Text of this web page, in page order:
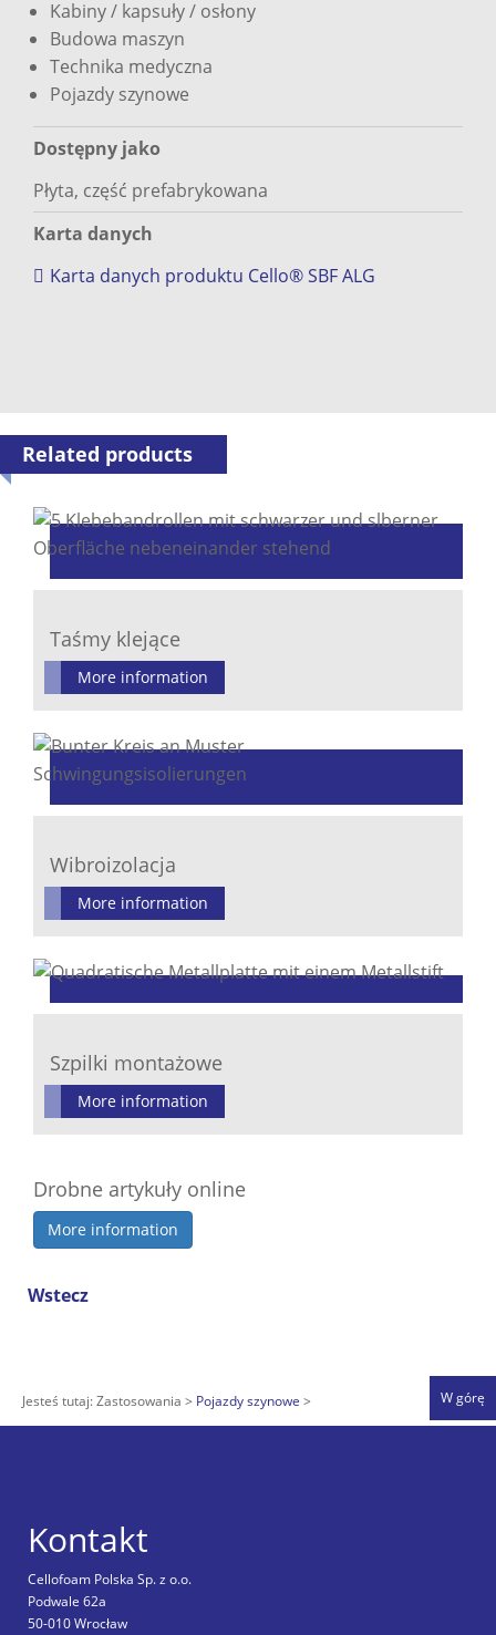
Kabiny / kapsuły / osłony
Budowa maszyn
Technika medyczna
Pojazdy szynowe
Dostępny jako
Płyta, część prefabrykowana
Karta danych
Karta danych produktu Cello® SBF ALG
Related products
Taśmy klejące
More information
Wibroizolacja
More information
Szpilki montażowe
More information
Drobne artykuły online
More information
Wstecz
Jesteś tutaj:Zastosowania Pojazdy szynowe W górę
Kontakt
Cellofoam Polska Sp. z o.o.
Podwale 62a
50-010 Wrocław